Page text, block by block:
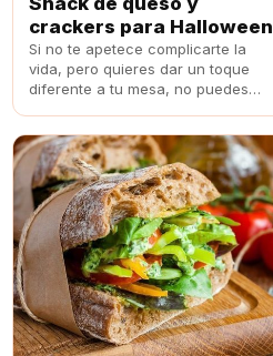
crackers para Halloween
Si no te apetece complicarte la
vida, pero quieres dar un toque
diferente a tu mesa, no puedes